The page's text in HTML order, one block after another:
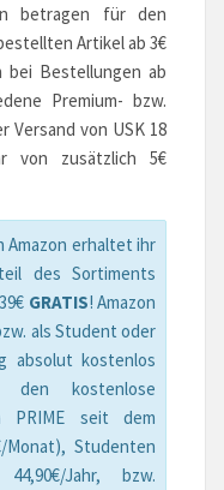
betragen für den
Artikel ab 3€
Bestellungen ab
Premium- bzw.
Versand von USK 18
von zusätzlich 5€
Amazon erhaltet ihr
des Sortiments
GRATIS! Amazon
als Student oder
absolut kostenlos
kostenlose
PRIME seit dem
Monat), Studenten
Jahr, bzw.